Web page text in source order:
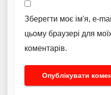
Зберегти моє ім'я, e-
цьому браузері для
коментарів.